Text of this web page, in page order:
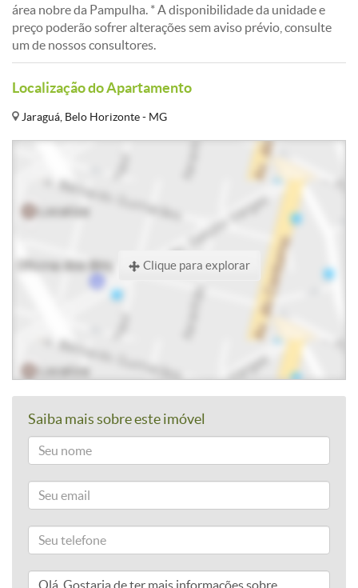
área nobre da Pampulha. * A disponibilidade da unidade e
preço poderão sofrer alterações sem aviso prévio, consulte
um de nossos consultores.
Localização do Apartamento
Jaraguá, Belo Horizonte - MG
Clique para explorar
Saiba mais sobre este imóvel